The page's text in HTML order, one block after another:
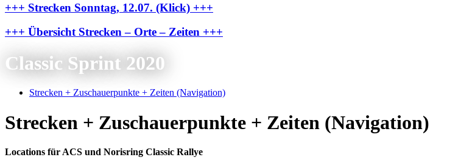
+++ Strecken Sonntag, 12.07. (Klick) +++
+++ Übersicht Strecken – Orte – Zeiten +++
Classic Sprint 2020
Strecken + Zuschauerpunkte + Zeiten (Navigation)
Strecken + Zuschauerpunkte + Zeiten (Navigation)
Locations für ACS und Norisring Classic Rallye